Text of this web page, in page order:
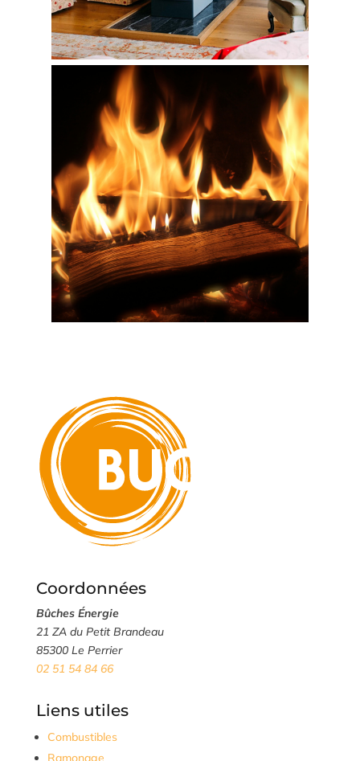
Coordonnées
Bûches Énergie
21 ZA du Petit Brandeau
85300 Le Perrier
02 51 54 84 66
Liens utiles
Combustibles
Ramonage